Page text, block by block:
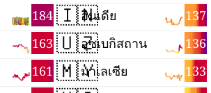
184
163
161
🇮🇳 137
อินเดีย
🇺🇿 136
อุซเบกิสถาน
🇲🇾 133
มาเลเซีย